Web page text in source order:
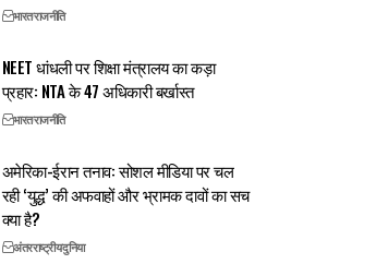
भारतराजनीति
NEET धांधली पर शिक्षा मंत्रालय का कड़ा
प्रहार: NTA के 47 अधिकारी बर्खास्त
भारतराजनीति
अमेरिका-ईरान तनाव: सोशल मीडिया पर चल
रही ‘युद्ध’ की अफवाहों और भ्रामक दावों का सच
क्या है?
अंतरराष्ट्रीयदुनिया